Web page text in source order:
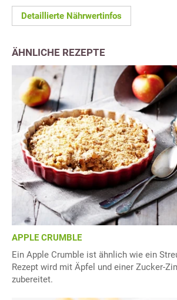
Detaillierte Nährwertinfos
ÄHNLICHE REZEPTE
APPLE CRUMBLE
Ein Apple Crumble ist ähnlich wie ein
Rezept wird mit Äpfel und einer Zucker-
zubereitet.